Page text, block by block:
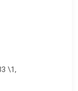
\1,